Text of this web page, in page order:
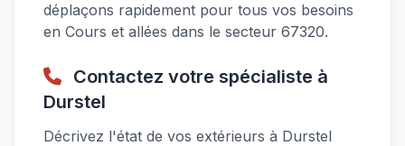
déplaçons rapidement pour tous vos besoins
en Cours et allées dans le secteur 67320.
Contactez votre spécialiste à
Durstel
Décrivez l'état de vos extérieurs à Durstel